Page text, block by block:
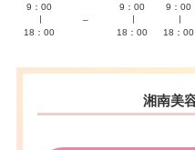
9：00
18：00
–
9：00
18：00
9：00
18：00
湘南美